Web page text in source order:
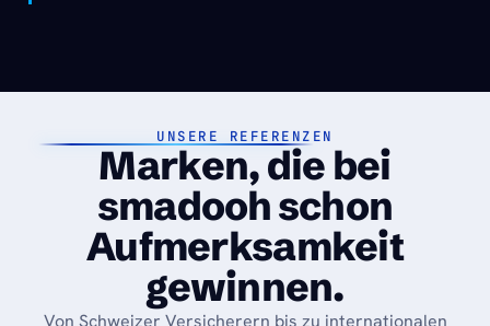
UNSERE REFERENZEN
Marken, die bei
smadooh schon
Aufmerksamkeit
gewinnen.
Von Schweizer Versicherern bis zu internationalen